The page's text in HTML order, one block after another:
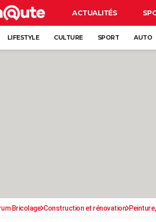
ACTUALITÉS
LIFESTYLE CULTURE SPORT AUTO
Bricolage Construction et rénovation